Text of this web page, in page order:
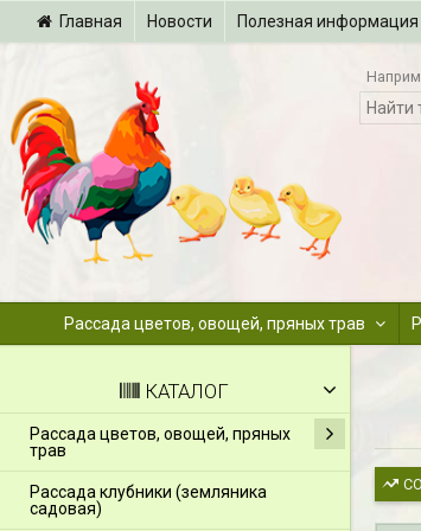
Главная Новости Полезная информация
Рассада цветов, овощей, пряных трав
КАТАЛОГ
Рассада цветов, овощей, пряных
трав
Рассада клубники (земляника
садовая)